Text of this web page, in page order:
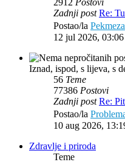
Zadnji post Re:
Postao/la Pekmeza
12 jul 2026, 03:06
Iznad, ispod, s lijeva, s
56 Teme
77386 Postovi
Zadnji post Re:
Postao/la
10 aug 2026,
Zdravlje i priroda
Teme